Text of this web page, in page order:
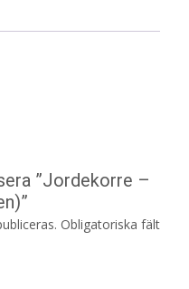
”Jordekorre –
Obligatoriska fält